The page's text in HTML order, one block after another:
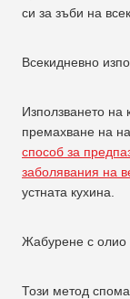
си за зъби на
Всекидневно
Използването на
премахване на
способ за
заболявания на
устната кухина.
Жабурене с олио
Този метод